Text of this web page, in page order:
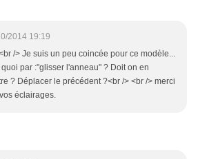
2014 19:19
/> Je suis un peu coincée pour ce modèle...
par :"glisser l'anneau" ? Doit on en
? Déplacer le précédent ?<br /> <br /> merci
éclairages.